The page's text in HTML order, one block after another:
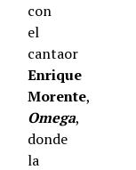
con
el
cantaor
Enrique
Morente,
Omega,
donde
la